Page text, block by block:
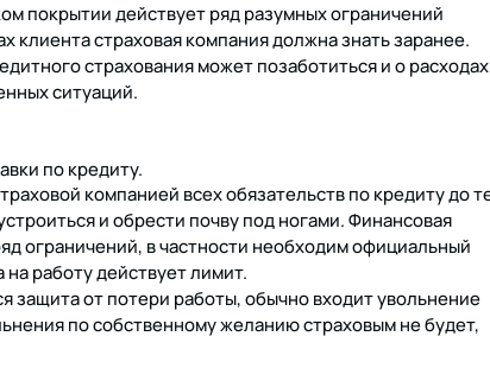
покрытии действует ряд разумных ограничений
клиента страховая компания должна знать заранее.
страхования может позаботиться и о расходах
ситуаций.
по кредиту.
компанией всех обязательств по кредиту до
и обрести почву под ногами. Финансовая
ограничений, в частности необходим официальный
на работу действует лимит.
защита от потери работы, обычно входит увольнение
по собственному желанию страховым не будет,